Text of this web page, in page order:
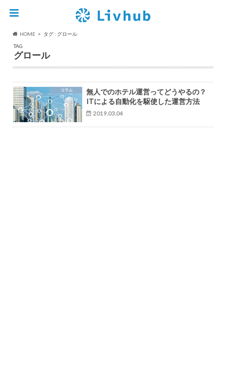
HOME
タグ : グロール
TAG
グロール
コラム
無人でのホテル運営ってどうやるの？
ITによる自動化を駆使した運営方法
2019.03.04